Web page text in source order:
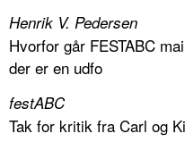
Henrik V. Pedersen
Hvorfor går FESTABC
der er en udfo
festABC
Tak for kritik fra Carl og